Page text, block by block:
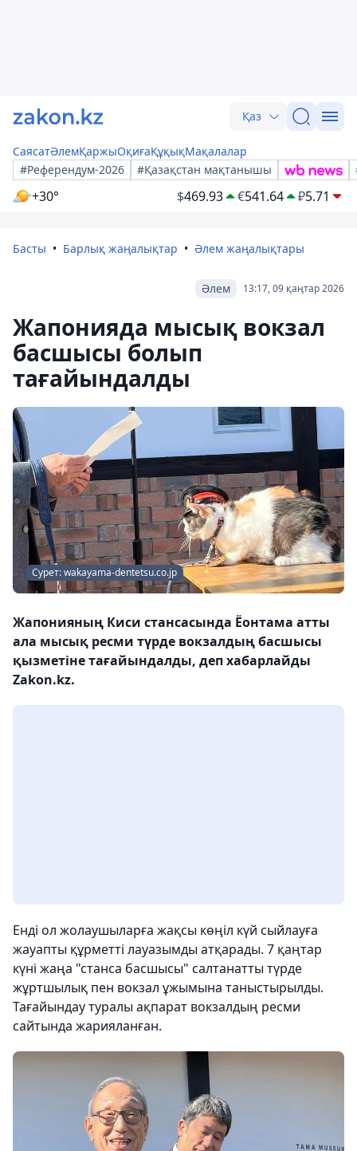
Қаз
СаясатӘлемҚаржыОқиғаҚұқықМақалалар
#Референдум-2026
#Қазақстан мақтанышы
+30° $469.93 €541.64 ₽5.71
Басты Барлық жаңалықтар Әлем жаңалықтары
13:17, 09 қаңтар 2026
Әлем
Жапонияда мысық вокзал
басшысы болып
тағайындалды
Сурет: wakayama-dentetsu.co.jp
Жапонияның Киси стансасында Ёонтама атты
ала мысық ресми түрде вокзалдың басшысы
қызметіне тағайындалды, деп хабарлайды
Zakon.kz.
Енді ол жолаушыларға жақсы көңіл күй сыйлауға
жауапты құрметті лауазымды атқарады. 7 қаңтар
күні жаңа "станса басшысы" салтанатты түрде
жұртшылық пен вокзал ұжымына таныстырылды.
Тағайындау туралы ақпарат вокзалдың ресми
сайтында жарияланған.